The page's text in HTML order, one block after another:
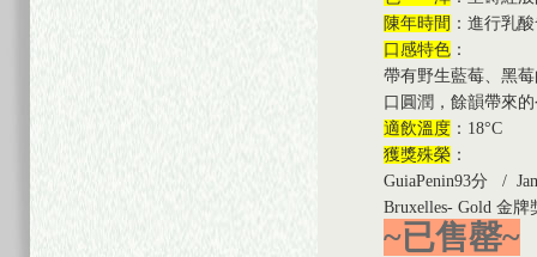
陳年時間 ： 進行乳
口感特色 ：
帶有野生藍莓、黑
口圓潤， 餘韻帶來
適飲溫度 ：18°C
獲獎殊榮 ：
GuiaPenin93分 /
Bruxelles- Gold 金牌
~已售罄~